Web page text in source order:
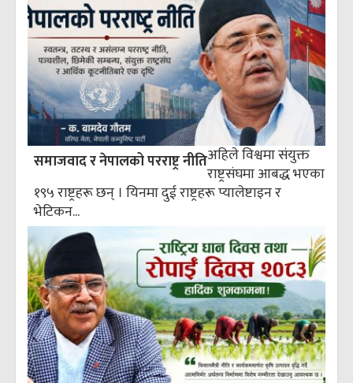
समाजवाद र नेपालको परराष्ट्र नीतिअहिले विश्वमा संयुक्त
राष्ट्रसंघमा आबद्ध भएका
१९५ राष्ट्रहरू छन् । यिनमा दुई राष्ट्रहरू प्यालेष्टाइन र
भेटिकन...